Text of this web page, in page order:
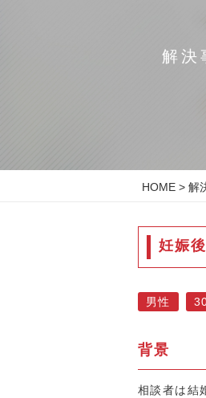
解決
HOME > 解
妊娠
男性
背景
相談者は結